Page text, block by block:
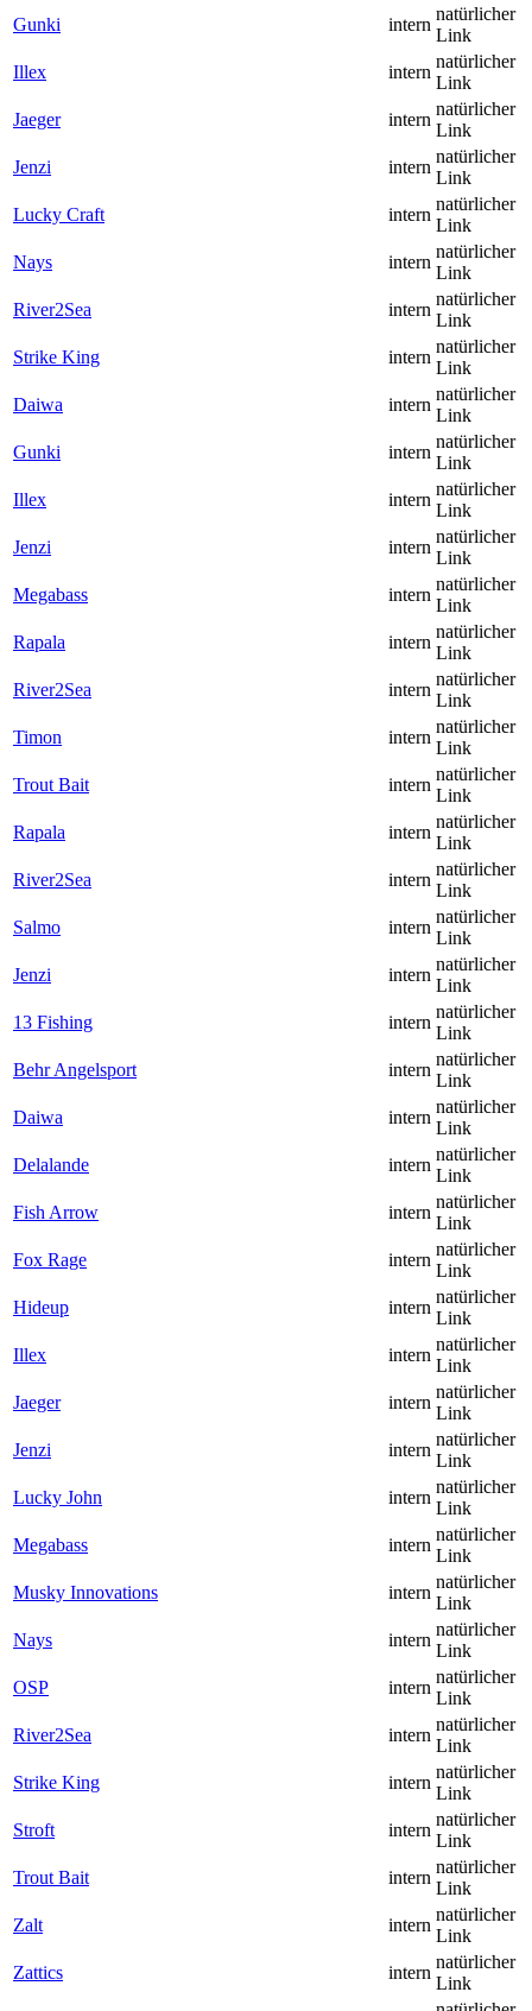
Gunki
intern
natürlicher
Link
Illex
intern
natürlicher
Link
Jaeger
intern
natürlicher
Link
Jenzi
intern
natürlicher
Link
Lucky Craft
intern
natürlicher
Link
Nays
intern
natürlicher
Link
River2Sea
intern
natürlicher
Link
Strike King
intern
natürlicher
Link
Daiwa
intern
natürlicher
Link
Gunki
intern
natürlicher
Link
Illex
intern
natürlicher
Link
Jenzi
intern
natürlicher
Link
Megabass
intern
natürlicher
Link
Rapala
intern
natürlicher
Link
River2Sea
intern
natürlicher
Link
Timon
intern
natürlicher
Link
Trout Bait
intern
natürlicher
Link
Rapala
intern
natürlicher
Link
River2Sea
intern
natürlicher
Link
Salmo
intern
natürlicher
Link
Jenzi
intern
natürlicher
Link
13 Fishing
intern
natürlicher
Link
Behr Angelsport
intern
natürlicher
Link
Daiwa
intern
natürlicher
Link
Delalande
intern
natürlicher
Link
Fish Arrow
intern
natürlicher
Link
Fox Rage
intern
natürlicher
Link
Hideup
intern
natürlicher
Link
Illex
intern
natürlicher
Link
Jaeger
intern
natürlicher
Link
Jenzi
intern
natürlicher
Link
Lucky John
intern
natürlicher
Link
Megabass
intern
natürlicher
Link
Musky Innovations
intern
natürlicher
Link
Nays
intern
natürlicher
Link
OSP
intern
natürlicher
Link
River2Sea
intern
natürlicher
Link
Strike King
intern
natürlicher
Link
Stroft
intern
natürlicher
Link
Trout Bait
intern
natürlicher
Link
Zalt
intern
natürlicher
Link
Zattics
intern
natürlicher
Link